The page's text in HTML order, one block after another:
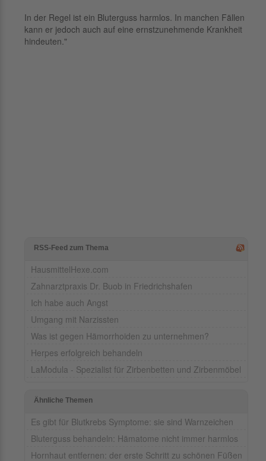
In der Regel ist ein Bluterguss harmlos. In manchen Fällen
kann er jedoch auch auf eine ernstzunehmende Krankheit
hindeuten."
RSS-Feed zum Thema
HausmittelHexe.com
Zahnarztpraxis Dr. Buob in Friedrichshafen
Ich habe auch Angst
Umgang mit Narzissten
Was ist gegen Hämorrhoiden zu unternehmen?
Herpes erfolgreich behandeln
LaModula - Spezialist für Zirbenbetten und Zirbenmöbel
Ähnliche Themen
Es gibt für Blutkrebs Symptome: sie sind Warnzeichen
Bluterguss behandeln: Hämatome nicht immer harmlos
Hornhaut entfernen: der erste Schritt zu schönen Füßen